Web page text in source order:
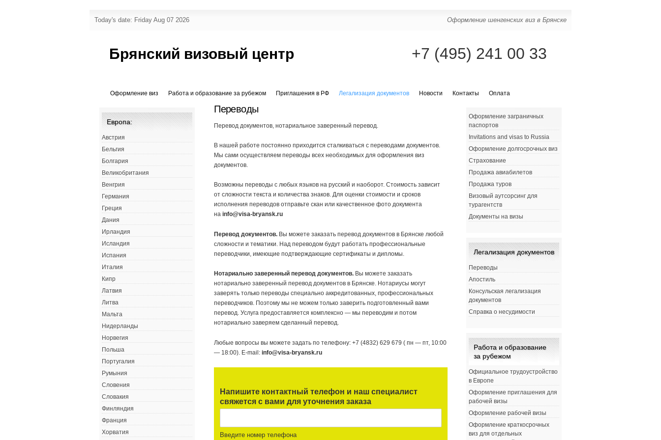
Оформление шенгенских виз в Брянске
Today's date: Friday Aug 07 2026
Брянский визовый центр +7 (495) 241 00 33
Оформление виз Работа и образование за рубежом Приглашения в РФ Легализация документов Новости Контакты Оплата
Переводы
Перевод документов, нотариальное заверенный перевод.
В нашей работе постоянно приходится сталкиваться с переводами документов.
Мы сами осуществляем переводы всех необходимых для оформления виз
документов.
Возможны переводы с любых языков на русский и наоборот. Стоимость зависит
от сложности текста и количества знаков. Для оценки стоимости и сроков
исполнения переводов отправьте скан или качественное фото документа
наinfo@visa-bryansk.ru
Перевод документов. Вы можете заказать перевод документов в Брянске любой
сложности и тематики. Над переводом будут работать профессиональные
переводчики, имеющие подтверждающие сертификаты и дипломы.
Нотариально заверенный перевод документов. Вы можете заказать
нотариально заверенный перевод документов в Брянске. Нотариусы могут
заверять только переводы специально аккредитованных, профессиональных
переводчиков. Поэтому мы не можем только заверить подготовленный вами
перевод. Услуга предоставляется комплексно — мы переводим и потом
нотариально заверяем сделанный перевод.
Любые вопросы вы можете задать по телефону: +7 (4832) 629 679 ( пн — пт, 10:00
— 18:00). E-mail:info@visa-bryansk.ru
Напишите контактный телефон и наш специалист
свяжется с вами для уточнения заказа
Введите номер телефона
Европа:
Австрия
Бельгия
Болгария
Великобритания
Венгрия
Германия
Греция
Дания
Ирландия
Исландия
Испания
Италия
Кипр
Латвия
Литва
Мальта
Нидерланды
Норвегия
Польша
Португалия
Румыния
Словения
Словакия
Финляндия
Франция
Хорватия
Оформление заграничных
паспортов
Invitations and visas to Russia
Оформление долгосрочных виз
Страхование
Продажа авиабилетов
Продажа туров
Визовый аутсорсинг для
турагентств
Документы на визы
Легализация документов
Переводы
Апостиль
Консульская легализация
документов
Справка о несудимости
Работа и образование
за рубежом
Официальное трудоустройство
в Европе
Оформление приглашения для
рабочей визы
Оформление рабочей визы
Оформление краткосрочных
виз для отдельных